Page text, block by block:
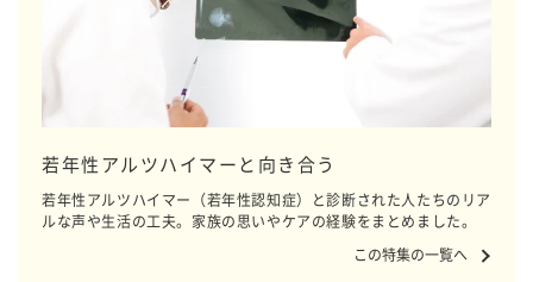
若年性アルツハイマーと向き合う
若年性アルツハイマー（若年性認知症）と診断された人たちのリア
ルな声や生活の工夫。家族の思いやケアの経験をまとめました。
この特集の一覧へ